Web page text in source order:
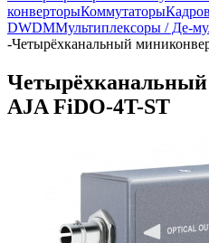
конверторыКоммутаторы
DWDMМультиплексоры / Де-
-Четырёхканальный
AJA FiDO-4T-ST